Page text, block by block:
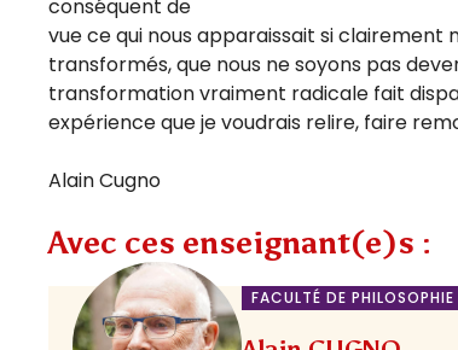
conséquent de
vue ce qui nous apparaissait si clairement
transformés, que nous ne soyons pas
transformation vraiment radicale fait
expérience que je voudrais relire, faire
Alain Cugno
Avec ces enseignant(e)s :
FACULTÉ DE PHILOSOPHIE